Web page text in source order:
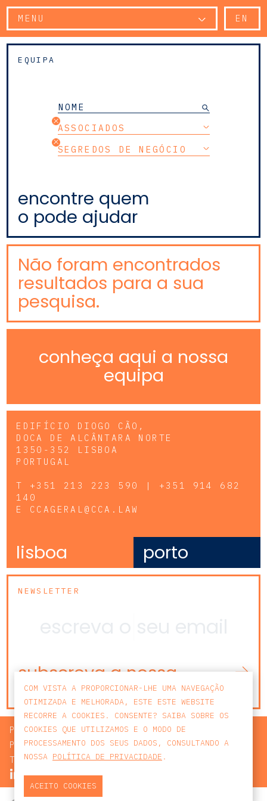
MENU EN
EQUIPA
ASSOCIADOS
SEGREDOS DE NEGÓCIO
encontre quem
o pode ajudar
Não foram encontrados
resultados para a sua
pesquisa.
conheça aqui a nossa
equipa
EDIFÍCIO DIOGO CÃO,
DOCA DE ALCÂNTARA NORTE
1350-352 LISBOA
PORTUGAL
T +351 213 223 590 | +351 914 682
140
E CCAGERAL@CCA.LAW
lisboa porto
NEWSLETTER
subscreva a nossa
newsletter
PROCURAR
POLÍTICA DE PRIVACIDADE
TERMOS E CONDIÇÕES
COM VISTA A PROPORCIONAR-LHE UMA NAVEGAÇÃO
OTIMIZADA E MELHORADA, ESTE ESTE WEBSITE
RECORRE A COOKIES. CONSENTE? SAIBA SOBRE OS
COOKIES QUE UTILIZAMOS E O MODO DE
PROCESSAMENTO DOS SEUS DADOS, CONSULTANDO A
NOSSA POLÍTICA DE PRIVACIDADE .
ACEITO COOKIES